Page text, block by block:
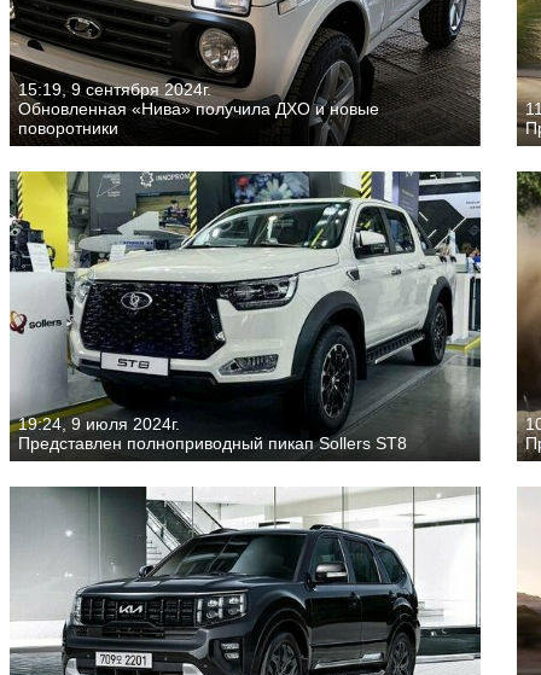
15:19, 9 сентября 2024г.
Обновленная «Нива» получила ДХО и новые
поворотники
19:24, 9 июля 2024г.
Представлен полноприводный пикап Sollers ST8